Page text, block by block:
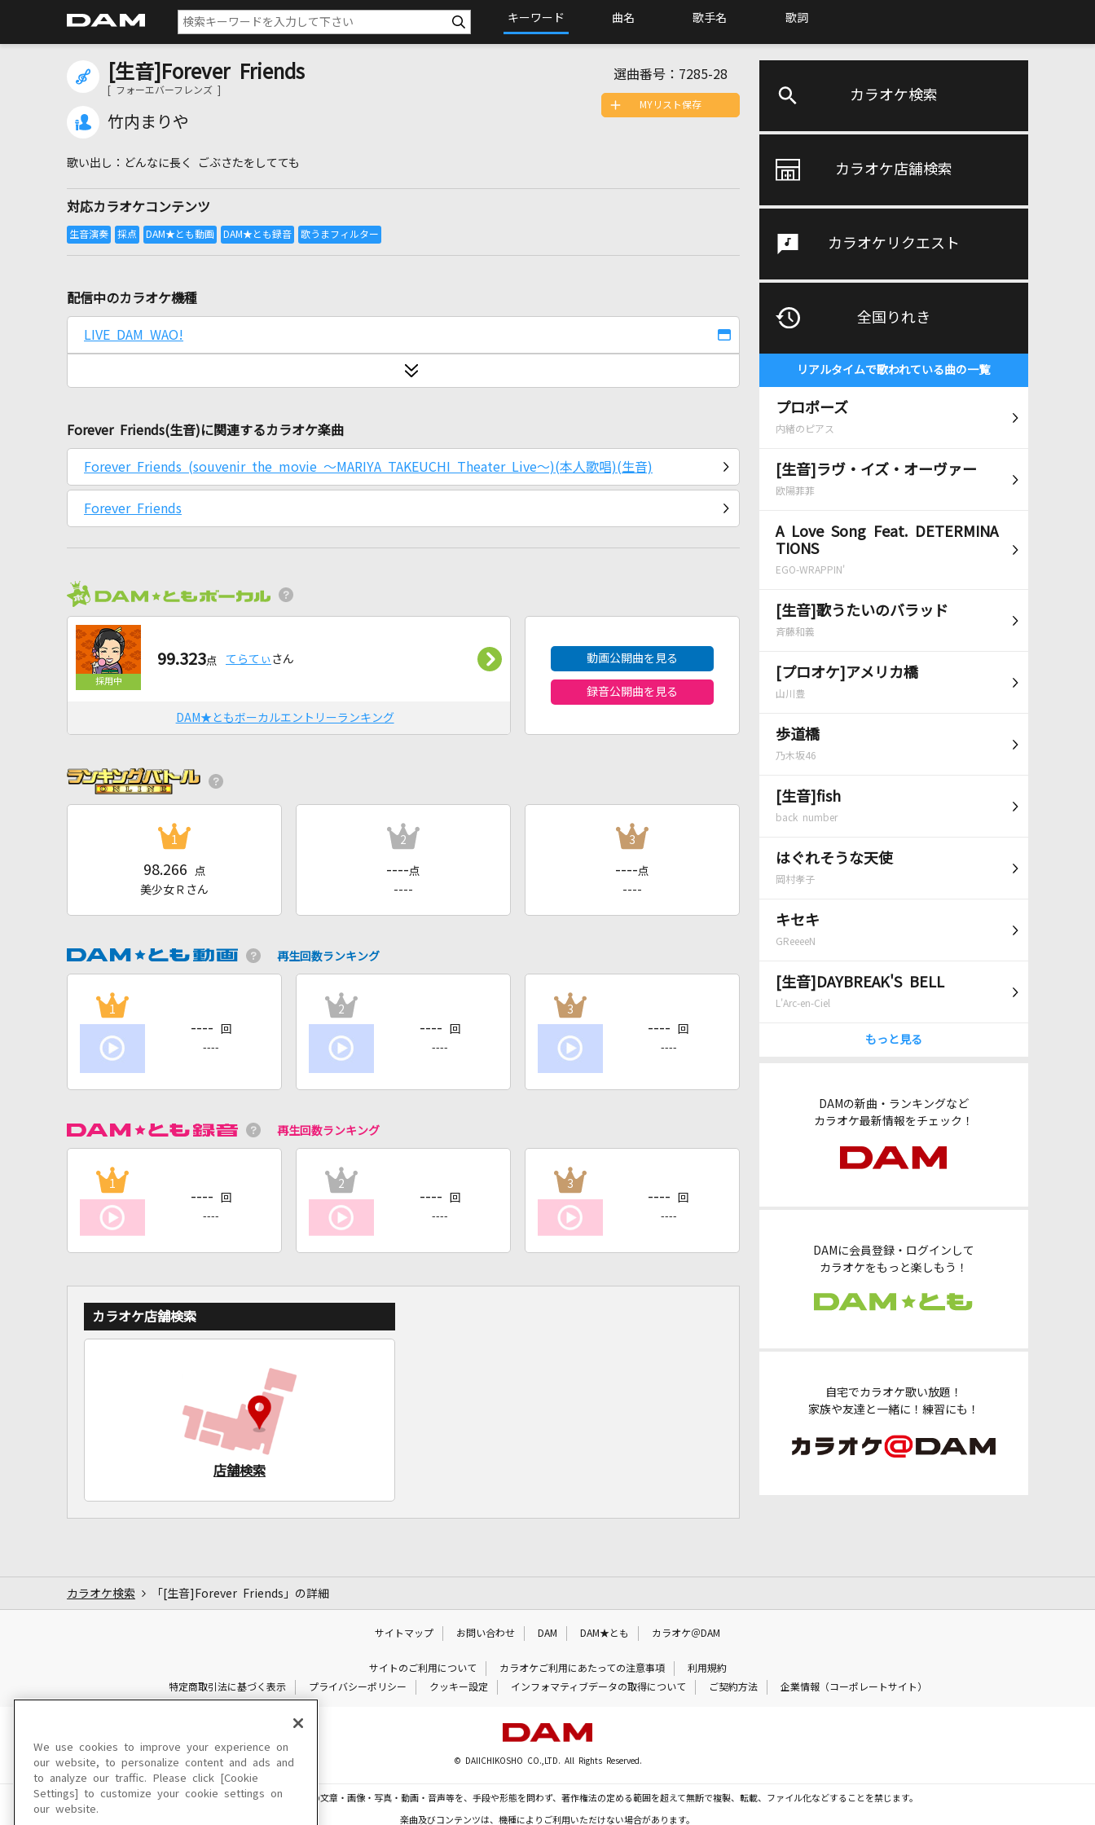
キーワード 曲名 歌手名 歌詞
カラオケ検索
カラオケ店舗検索
カラオケリクエスト
全国りれき
リアルタイムで歌われている曲の一覧
プロポーズ
内緒のピアス
[生音]ラヴ・イズ・オーヴァー
欧陽菲菲
A Love Song Feat. DETERMINA
TIONS
EGO-WRAPPIN'
[生音]歌うたいのバラッド
斉藤和義
[プロオケ]アメリカ橋
山川豊
歩道橋
乃木坂46
[生音]fish
back number
はぐれそうな天使
岡村孝子
キセキ
GReeeeN
[生音]DAYBREAK'S BELL
L'Arc-en-Ciel
もっと見る
DAMの新曲・ランキングなど
カラオケ最新情報をチェック！
DAMに会員登録・ログインして
カラオケをもっと楽しもう！
自宅でカラオケ歌い放題！
家族や友達と一緒に！練習にも！
[生音]Forever Friends
[ フォーエバーフレンズ ]
竹内まりや
選曲番号： 7285-28
どんなに長く ごぶさたをしてても
対応カラオケコンテンツ
MYリスト保存
配信中のカラオケ機種
LIVE DAM WAO!
Forever Friends(生音)に関連するカラオケ楽曲
Forever Friends (souvenir the movie ～MARIYA TAKEUCHI Theater Live～)(本人歌唱)(生音)
Forever Friends
99.323点 てらてぃ さん
DAM★ともボーカルエントリーランキング
動画公開曲を見る
録音公開曲を見る
1
98.266
点
美少女Ｒさん
2
---- 点
----
3
---- 点
----
再生回数ランキング
1
---- 回
----
2
---- 回
----
3
---- 回
----
再生回数ランキング
1
---- 回
----
2
---- 回
----
3
---- 回
----
カラオケ店舗検索
店舗検索
カラオケ検索 「[生音]Forever Friends」の詳細
サイトマップ お問い合わせ DAM DAM★とも カラオケ＠DAM
サイトのご利用について カラオケご利用にあたっての注意事項
利用規約
特定商取引法に基づく表示
プライバシーポリシー クッキー設定 インフォマティブデータの取得について ご契約方法 企業情報（コーポレートサイト）
© DAIICHIKOSHO CO.,LTD. All Rights Reserved.
このサイトに掲載されている一切の文章・画像・写真・動画・音声等を、手段や形態を問わず、著作権法の定める範囲を超えて無断で複製、転載、ファイル化などすることを禁じます。
楽曲及びコンテンツは、機種によりご利用いただけない場合があります。
We use cookies to improve your experience on
our website, to personalize content and ads and
to analyze our traffic. Please click [Cookie
Settings] to customize your cookie settings on
our website.